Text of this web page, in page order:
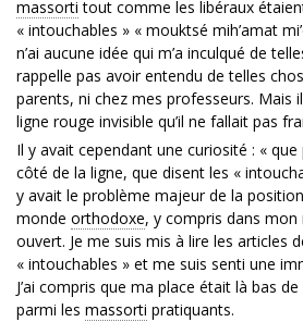
massorti tout comme les libéraux
« intouchables » « mouktsé mih’amat
n’ai aucune idée qui m’a inculqué de
rappelle pas avoir entendu de telles
parents, ni chez mes professeurs. Mais
ligne rouge invisible qu’il ne fallait pas
Il y avait cependant une curiosité : « que
côté de la ligne, que disent les «
y avait le problème majeur de la
monde orthodoxe, y compris dans mon
ouvert. Je me suis mis à lire les articles
« intouchables » et me suis senti une
J’ai compris que ma place était là bas
parmi les massorti pratiquants.